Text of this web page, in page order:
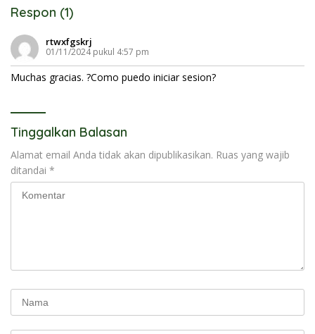
Respon (1)
rtwxfgskrj
01/11/2024 pukul 4:57 pm
Muchas gracias. ?Como puedo iniciar sesion?
Tinggalkan Balasan
Alamat email Anda tidak akan dipublikasikan. Ruas yang wajib
ditandai *